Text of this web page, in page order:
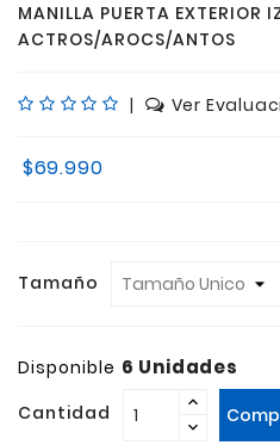
MANILLA PUERTA EXTERIOR
ACTROS/AROCS/ANTOS
| Ver
$69.990
Tamaño
Disponible 6 Unidades
Cantidad